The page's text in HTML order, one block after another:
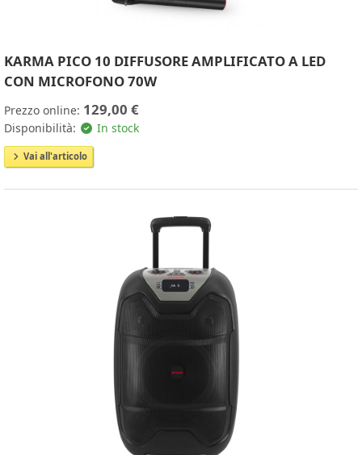
KARMA PICO 10 DIFFUSORE AMPLIFICATO A LED
CON MICROFONO 70W
Prezzo online: 129,00 €
Disponibilità: In stock
Vai all'articolo